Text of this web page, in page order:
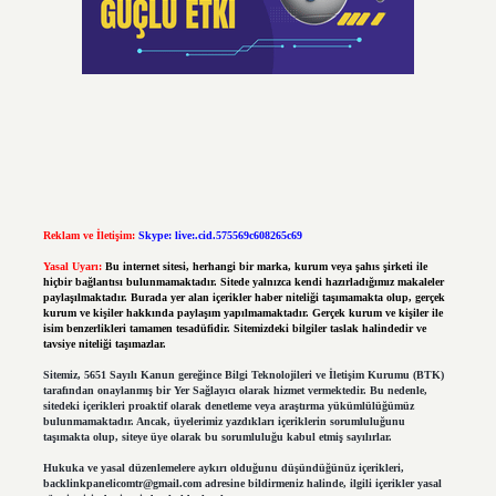
Reklam ve İletişim: Skype: live:.cid.575569c608265c69
Yasal Uyarı: Bu internet sitesi, herhangi bir marka, kurum veya şahıs şirketi ile
hiçbir bağlantısı bulunmamaktadır. Sitede yalnızca kendi hazırladığımız makaleler
paylaşılmaktadır. Burada yer alan içerikler haber niteliği taşımamakta olup, gerçek
kurum ve kişiler hakkında paylaşım yapılmamaktadır. Gerçek kurum ve kişiler ile
isim benzerlikleri tamamen tesadüfidir. Sitemizdeki bilgiler taslak halindedir ve
tavsiye niteliği taşımazlar.
Sitemiz, 5651 Sayılı Kanun gereğince Bilgi Teknolojileri ve İletişim Kurumu (BTK)
tarafından onaylanmış bir Yer Sağlayıcı olarak hizmet vermektedir. Bu nedenle,
sitedeki içerikleri proaktif olarak denetleme veya araştırma yükümlülüğümüz
bulunmamaktadır. Ancak, üyelerimiz yazdıkları içeriklerin sorumluluğunu
taşımakta olup, siteye üye olarak bu sorumluluğu kabul etmiş sayılırlar.
Hukuka ve yasal düzenlemelere aykırı olduğunu düşündüğünüz içerikleri,
backlinkpanelicomtr@gmail.comadresine bildirmeniz halinde, ilgili içerikler yasal